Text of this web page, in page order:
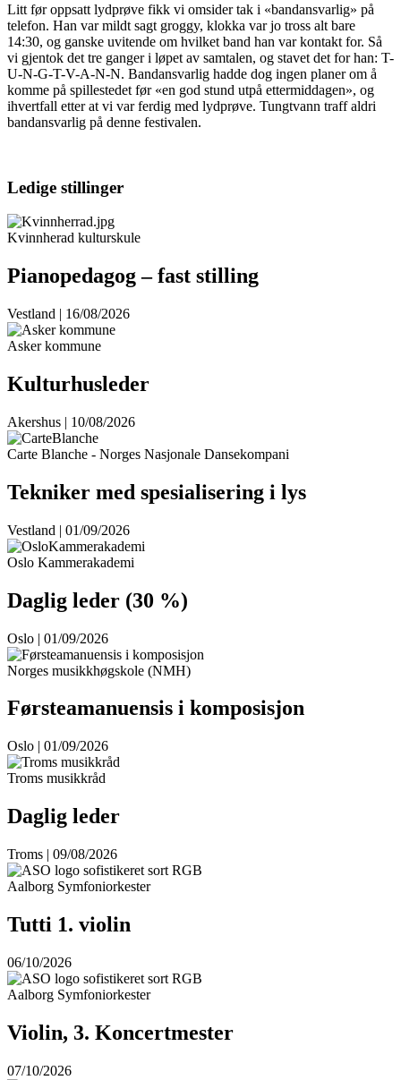
Litt før oppsatt lydprøve fikk vi omsider tak i «bandansvarlig» på
telefon. Han var mildt sagt groggy, klokka var jo tross alt bare
14:30, og ganske uvitende om hvilket band han var kontakt for. Så
vi gjentok det tre ganger i løpet av samtalen, og stavet det for han: T-
U-N-G-T-V-A-N-N. Bandansvarlig hadde dog ingen planer om å
komme på spillestedet før «en god stund utpå ettermiddagen», og
ihvertfall etter at vi var ferdig med lydprøve. Tungtvann traff aldri
bandansvarlig på denne festivalen.
Ledige stillinger
Kvinnherad kulturskule
Pianopedagog – fast stilling
Vestland | 16/08/2026
Asker kommune
Kulturhusleder
Akershus | 10/08/2026
Carte Blanche - Norges Nasjonale Dansekompani
Tekniker med spesialisering i lys
Vestland | 01/09/2026
Oslo Kammerakademi
Daglig leder (30 %)
Oslo | 01/09/2026
Norges musikkhøgskole (NMH)
Førsteamanuensis i komposisjon
Oslo | 01/09/2026
Troms musikkråd
Daglig leder
Troms | 09/08/2026
Aalborg Symfoniorkester
Tutti 1. violin
06/10/2026
Aalborg Symfoniorkester
Violin, 3. Koncertmester
07/10/2026